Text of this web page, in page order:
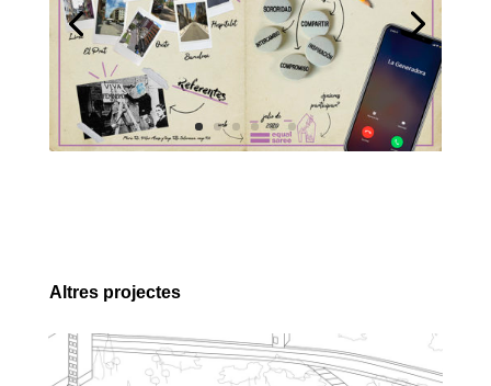
Altres projectes